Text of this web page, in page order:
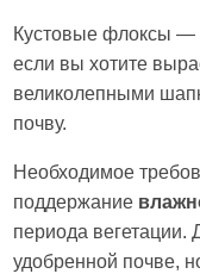
Кустовые флоксы —
если вы хотите
великолепными
почву.
Необходимое
поддержание
периода
удобренной почве,